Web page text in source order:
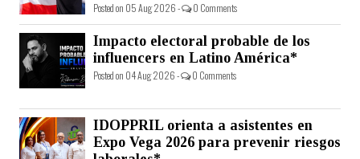
Posted on 05 Aug 2026 - 0 Comments
Impacto electoral probable de los
influencers en Latino América*
Posted on 04 Aug 2026 - 0 Comments
IDOPPRIL orienta a asistentes en
Expo Vega 2026 para prevenir riesgos